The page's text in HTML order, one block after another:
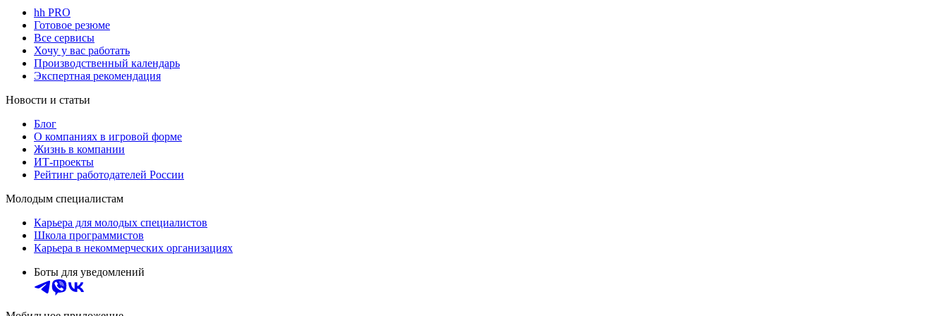
hh PRO
Готовое резюме
Все сервисы
Хочу у вас работать
Производственный календарь
Экспертная рекомендация
Новости и статьи
Блог
О компаниях в игровой форме
Жизнь в компании
ИТ-проекты
Рейтинг работодателей России
Молодым специалистам
Карьера для молодых специалистов
Школа программистов
Карьера в некоммерческих организациях
Боты для уведомлений